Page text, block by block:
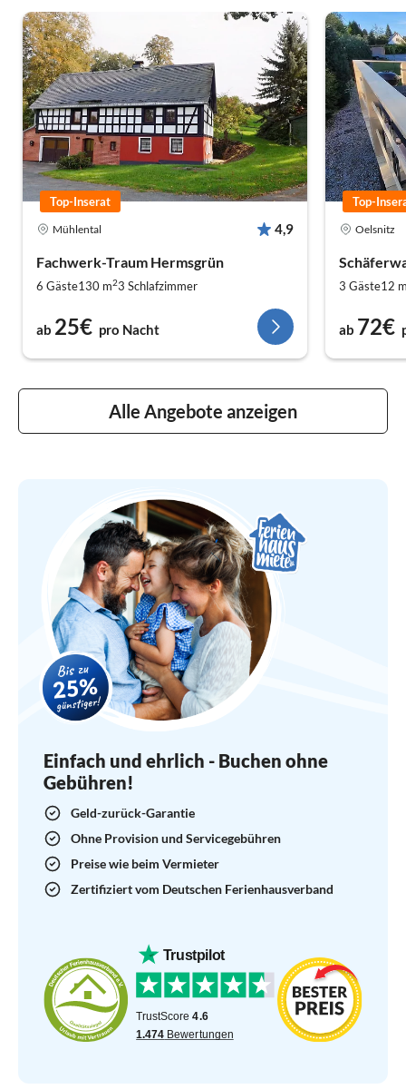
Mühlental 4,9
Fachwerk-Traum Hermsgrün
6 Gäste130 m23 Schlafzimmer
ab 25€ pro Nacht
Top-Inserat
Oelsnitz
3 Gäste12
ab 72€
Top-
Alle Angebote anzeigen
Einfach und ehrlich - Buchen ohne
Gebühren!
Geld-zurück-Garantie
Ohne Provision und Servicegebühren
Preise wie beim Vermieter
Zertifiziert vom Deutschen Ferienhausverband